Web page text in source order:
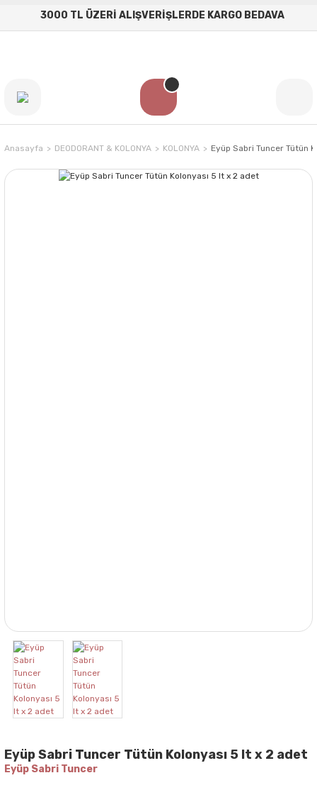
3000 TL ÜZERİ ALIŞVERİŞLERDE KARGO BEDAVA
Anasayfa DEODORANT & KOLONYA KOLONYA Eyüp Sabri Tuncer Tütün
Eyüp Sabri Tuncer Tütün Kolonyası 5 lt x 2 adet
Eyüp Sabri Tuncer